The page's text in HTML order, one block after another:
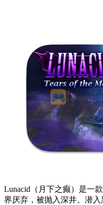
Lunacid（月下之癫）是一
界厌弃，被抛入深井。潜